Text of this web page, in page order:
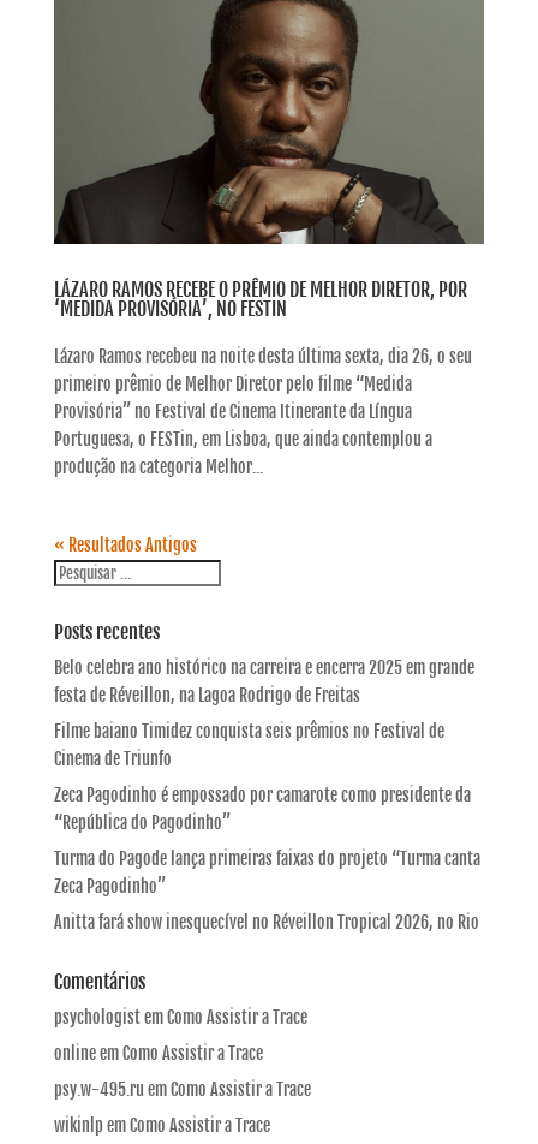
LÁZARO RAMOS RECEBE O PRÊMIO DE MELHOR DIRETOR, POR
‘MEDIDA PROVISÓRIA’, NO FESTIN
Lázaro Ramos recebeu na noite desta última sexta, dia 26, o seu
primeiro prêmio de Melhor Diretor pelo filme “Medida
Provisória” no Festival de Cinema Itinerante da Língua
Portuguesa, o FESTin, em Lisboa, que ainda contemplou a
produção na categoria Melhor...
« Resultados Antigos
Posts recentes
Belo celebra ano histórico na carreira e encerra 2025 em grande
festa de Réveillon, na Lagoa Rodrigo de Freitas
Filme baiano Timidez conquista seis prêmios no Festival de
Cinema de Triunfo
Zeca Pagodinho é empossado por camarote como presidente da
“República do Pagodinho”
Turma do Pagode lança primeiras faixas do projeto “Turma canta
Zeca Pagodinho”
Anitta fará show inesquecível no Réveillon Tropical 2026, no Rio
Comentários
psychologistemComo Assistir a Trace
onlineemComo Assistir a Trace
psy.w-495.ru emComo Assistir a Trace
wikinlp emComo Assistir a Trace